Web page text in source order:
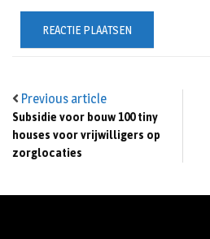
Previous article
Subsidie voor bouw 100 tiny
houses voor vrijwilligers op
zorglocaties